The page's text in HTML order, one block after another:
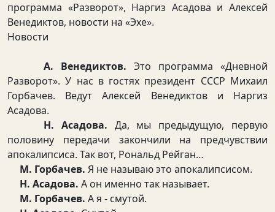
программа «Разворот», Наргиз Асадова и Алексей
Венедиктов, новости на «Эхе».
Новости
А. Венедиктов.Это программа «Дневной
Разворот». У нас в гостях президент СССР Михаил
Горбачев. Ведут Алексей Венедиктов и Наргиз
Асадова.
Н. Асадова. Да, мы предыдущую, первую
половину передачи закончили на предчувствии
апокалипсиса. Так вот, Рональд Рейган…
М. Горбачев. Я не называю это апокалипсисом.
Н. Асадова. А он именно так называет.
М. Горбачев. А я - смутой.